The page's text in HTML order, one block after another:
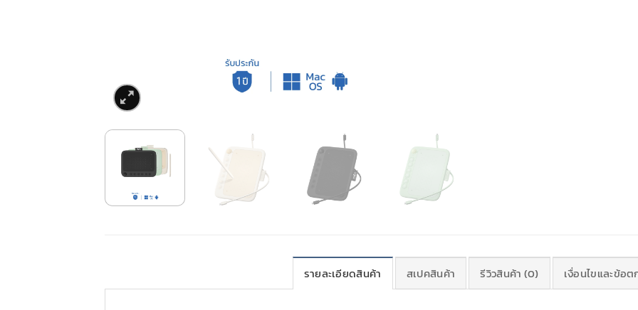
รายละเอียดสินค้า สเปคสินค้า รีวิวสินค้า (0) เงื่อนไขและข้อ